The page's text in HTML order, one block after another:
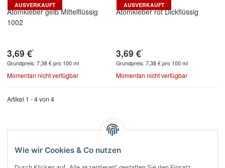
AUSVERKAUFT
Atomkleber gelb Mittelflüssig
1002
3,69 €*
Grundpreis: 7,38 € pro 100 ml
Momentan nicht verfügbar
AUSVERKAUFT
Atomkleber rot Dickflüssig
3,69 €*
Grundpreis: 7,38 € pro 100 ml
Momentan nicht verfügbar
Artikel 1 - 4 von 4
Wie wir Cookies & Co nutzen